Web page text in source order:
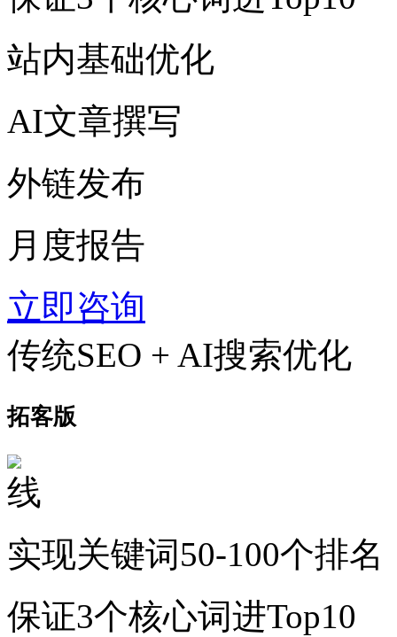
站内基础优化
AI文章撰写
外链发布
月度报告
立即咨询
传统SEO + AI搜索优化
拓客版
实现关键词50-100个排名
保证3个核心词进Top10